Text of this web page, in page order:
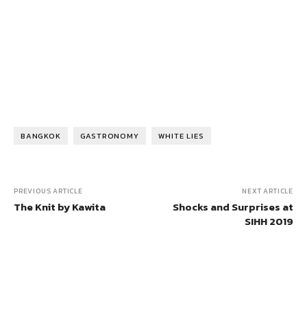
BANGKOK GASTRONOMY WHITE LIES
PREVIOUS ARTICLE
The Knit by Kawita
NEXT ARTICLE
Shocks and Surprises at
SIHH 2019